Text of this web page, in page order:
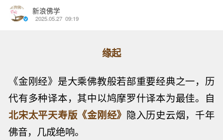
新浪佛学
2025.05.27 09:19
缘起
《金刚经》是大乘佛教般若部重要经典之一，历
代有多种译本，其中以鸠摩罗什译本为最佳。自
北宋太平天寿版《金刚经》 隐入历史云烟，千年
佛音，几成绝响。